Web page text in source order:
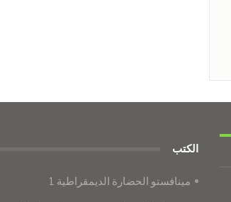
الكتب
مينافستو الحضارة الديمقراطية 1